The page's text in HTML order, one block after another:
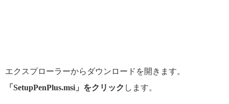
エクスプローラーからダウンロードを開きます。
「SetupPenPlus.msi」をクリック します。